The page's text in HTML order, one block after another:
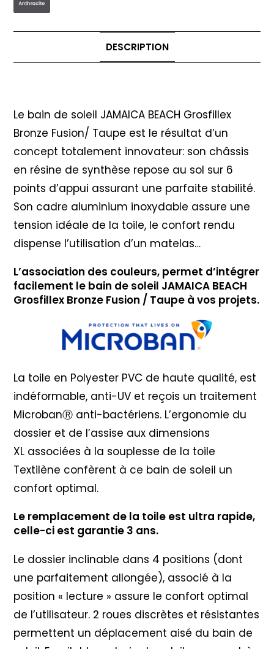
DESCRIPTION
Le bain de soleil JAMAICA BEACH Grosfillex
Bronze Fusion/ Taupe est le résultat d’un
concept totalement innovateur: son châssis
en résine de synthèse repose au sol sur 6
points d’appui assurant une parfaite stabilité.
Son cadre aluminium inoxydable assure une
tension idéale de la toile, le confort rendu
dispense l’utilisation d’un matelas…
L’association des couleurs, permet d’intégrer
facilement le bain de soleil JAMAICA BEACH
Grosfillex Bronze Fusion / Taupe à vos projets.
La toile en Polyester PVC de haute qualité, est
indéformable, anti-UV et reçois un traitement
MicrobanⓇ anti-bactériens. L’ergonomie du
dossier et de l’assise aux dimensions
XL associées à la souplesse de la toile
Textilène confèrent à ce bain de soleil un
confort optimal.
Le remplacement de la toile est ultra rapide,
celle-ci est garantie 3 ans.
Le dossier inclinable dans 4 positions (dont
une parfaitement allongée), associé à la
position « lecture » assure le confort optimal
de l’utilisateur. 2 roues discrètes et résistantes
permettent un déplacement aisé du bain de